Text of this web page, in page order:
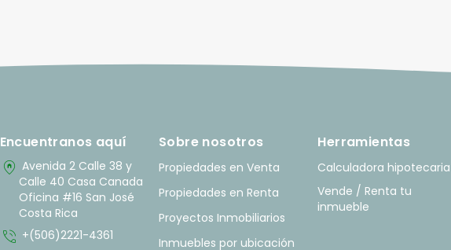
Encuentranos aquí
home_pin Avenida 2 Calle 38 y
Calle 40 Casa Canada
Oficina #16 San José
Costa Rica
phone_in_talk +(506)2221-4361
Sobre nosotros
Propiedades en Venta
Propiedades en Renta
Proyectos Inmobiliarios
Inmuebles por ubicación
Herramientas
Calculadora hipotecaria
Vende / Renta tu
inmueble